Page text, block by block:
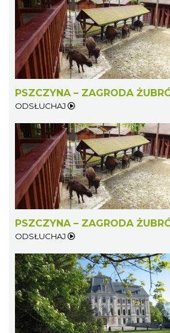
PSZCZYNA – ZAGRODA
ODSŁUCHAJ
PSZCZYNA – ZAGRODA
ODSŁUCHAJ